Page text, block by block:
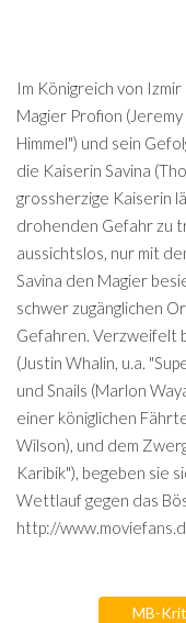
Im Königreich von
Magier Profion
Himmel") und sein
die Kaiserin Savina
grossherzige Kaiserin
drohenden Gefahr zu
aussichtslos, nur mit
Savina den Magier
schwer zugänglichen
Gefahren. Verzweifelt
(Justin Whalin, u.a.
und Snails (Marlon
einer königlichen
Wilson), und dem
Karibik"), begeben sie
Wettlauf gegen das
http://
MB-